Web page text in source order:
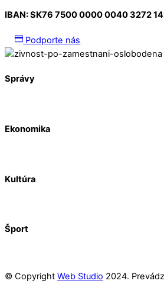
IBAN:SK76 7500 0000 0040 3272
Podporte nás
Správy
Ekonomika
Kultúra
Šport
© Copyright Web Studio 2024.